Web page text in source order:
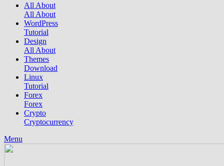
All About
All About
WordPress
Tutorial
Design
All About
Themes
Download
Linux
Tutorial
Forex
Forex
Crypto
Cryptocurrency
Menu